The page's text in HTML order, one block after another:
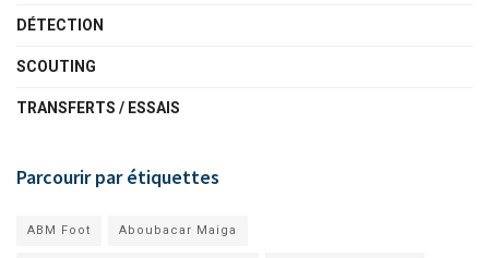
DÉTECTION
SCOUTING
TRANSFERTS / ESSAIS
Parcourir par étiquettes
ABM Foot Aboubacar Maiga